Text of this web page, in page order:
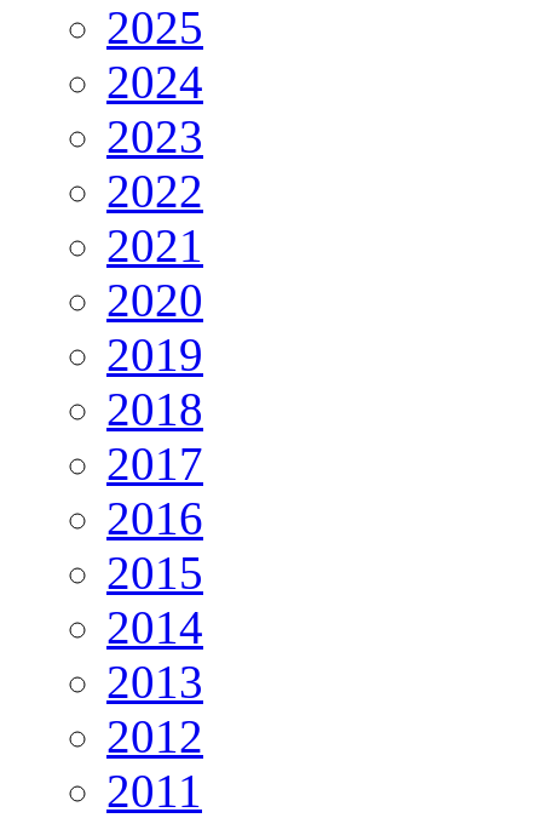
2025
2024
2023
2022
2021
2020
2019
2018
2017
2016
2015
2014
2013
2012
2011